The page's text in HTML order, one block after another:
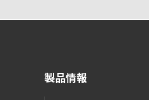
製品情報